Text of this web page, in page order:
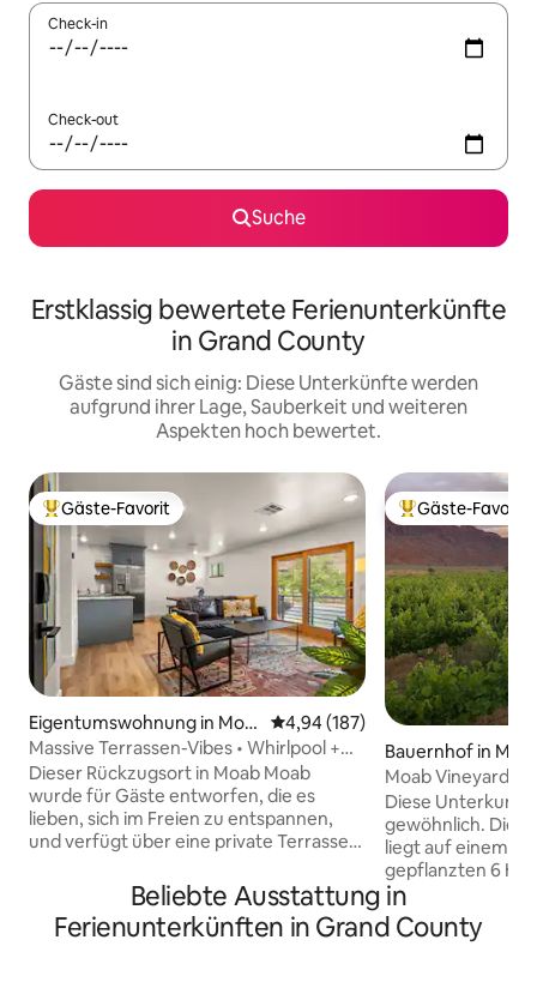
Check-in
Check-out
Suche
Erstklassig bewertete Ferienunterkünfte
in Grand County
Gäste sind sich einig: Diese Unterkünfte werden
aufgrund ihrer Lage, Sauberkeit und weiteren
Aspekten hoch bewertet.
Beliebter Gäste-Favorit.
Gäste-Favorit
Eigentumswohnung in Moa
b
Durchschnittliche Bewertung:
4,94 (187)
Massive Terrassen-Vibes • Whirlpool +
Grill • Innenstadt
Dieser Rückzugsort in Moab Moab
wurde für Gäste entworfen, die es
lieben, sich im Freien zu entspannen,
und verfügt über eine private Terrasse,
Wüstenabende angibt. Verbringe deine
Tage damit, Arches, Canyonlands und
die Innenstadt von Moab zu erkunden,
Beliebter Gäste-
Gäste-Favorit
Bauernhof in
Moab Vineyard
Diese Unterkunft
gewöhnlich.
liegt auf einem
gepflanzten 6
und bietet einen
Ausblick auf rote
schneebedeckten
Beliebte Ausstattung in
Ferienunterkünften in Grand County